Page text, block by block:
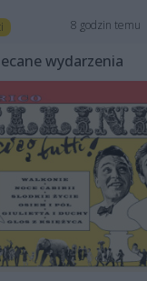
8 godzin temu
wydarzenia